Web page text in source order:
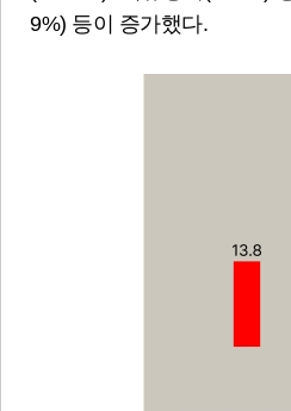
9%) 등이 증가했다.